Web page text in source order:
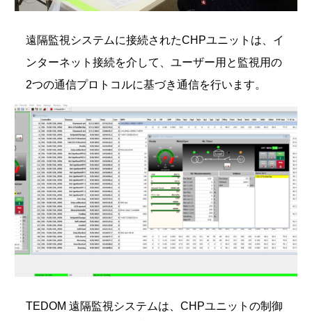
遠隔監視システムに接続されたCHPユニットは、イ
ンターネット接続を介して、ユーザー用と監視用の
2つの通信プロトコルに基づき通信を行います。
TEDOM 遠隔監視システムは、CHPユニットの制御